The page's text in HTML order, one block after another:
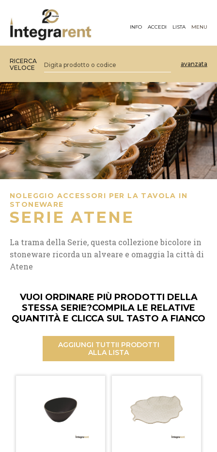
INFO ACCEDI LISTA MENU
RICERCA
VELOCE
avanzata
NOLEGGIO ACCESSORI PER LA TAVOLA IN
STONEWARE
SERIE ATENE
La trama della Serie, questa collezione bicolore in
stoneware ricorda un alveare e omaggia la città di
Atene
VUOI ORDINARE PIÙ PRODOTTI DELLA
STESSA SERIE?COMPILA LE RELATIVE
QUANTITÀ E CLICCA SUL TASTO A FIANCO
AGGIUNGI TUTTII PRODOTTI
ALLA LISTA